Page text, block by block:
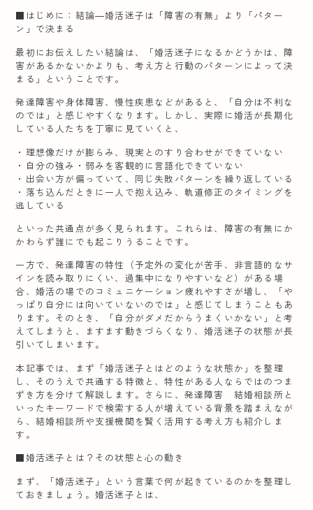
■はじめに：結論―婚活迷子は「障害の有無」より「パター
ン」で決まる
最初にお伝えしたい結論は、「婚活迷子になるかどうかは、障
害があるかないかよりも、考え方と行動のパターンによって決
まる」ということです。
発達障害や身体障害、慢性疾患などがあると、「自分は不利な
のでは」と感じやすくなります。しかし、実際に婚活が長期化
している人たちを丁寧に見ていくと、
・理想像だけが膨らみ、現実とのすり合わせができていない
・自分の強み・弱みを客観的に言語化できていない
・出会い方が偏っていて、同じ失敗パターンを繰り返している
・落ち込んだときに一人で抱え込み、軌道修正のタイミングを
逃している
といった共通点が多く見られます。これらは、障害の有無にか
かわらず誰にでも起こりうることです。
一方で、発達障害の特性（予定外の変化が苦手、非言語的なサ
インを読み取りにくい、過集中になりやすいなど）がある場
合、婚活の場でのコミュニケーション疲れやすさが増し、「や
っぱり自分には向いていないのでは」と感じてしまうこともあ
ります。そのとき、「自分がダメだからうまくいかない」と考
えてしまうと、ますます動きづらくなり、婚活迷子の状態が長
引いてしまいます。
本記事では、まず「婚活迷子とはどのような状態か」を整理
し、そのうえで共通する特徴と、特性がある人ならではのつま
ずき方を分けて解説します。さらに、発達障害 結婚相談所と
いったキーワードで検索する人が増えている背景を踏まえなが
ら、結婚相談所や支援機関を賢く活用する考え方も紹介しま
す。
■婚活迷子とは？その状態と心の動き
まず、「婚活迷子」という言葉で何が起きているのかを整理し
ておきましょう。婚活迷子とは、